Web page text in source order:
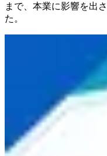
まで、本業に影響を出
た。